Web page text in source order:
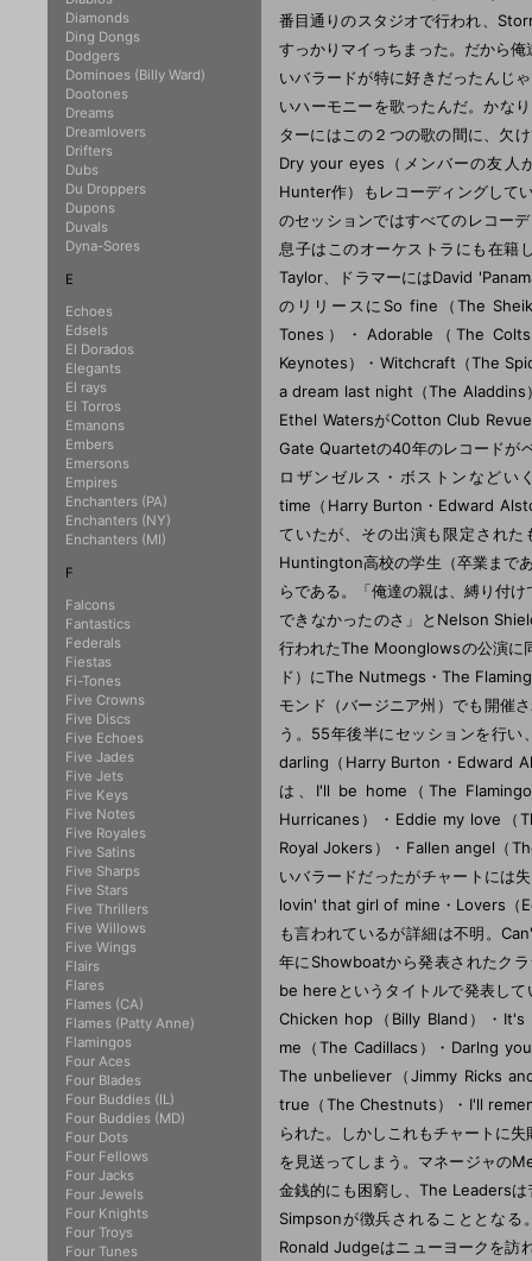
番目通りのスタジオで行われ、
すっかりマイっちまった。だから
いバラードが特に好きだったんじ
いハーモニーを歌ったんだ。かな
ターにはこの２つの歌の間に、欠
Dry your eyes（メンバーの友人
Hunter作）もレコーディングして
のセッションではすべてのレコー
息子はこのオーケストラにも在籍
Taylor、ドラマーにはDavid
のリリースにSo fine（The
Tones）・Adorable（The
Keynotes）・Witchcraft（The
a dream last night（The Aladdins
Ethel WatersがCotton Club
Gate Quartetの40年のレコードが
ロザンゼルス・ボストンなど
time（Harry Burton・Edward
ていたが、その出演も限定され
Huntington高校の学生（卒業まで
らである。「俺達の親は、縛り付
できなかったのさ」とNelson
行われたThe Moonglowsの公演に
ド）にThe Nutmegs・The
モンド（バージニア州）でも開催
う。55年後半にセッションを行
darling（Harry Burton・Edward
は、I'll be home（The
Hurricanes）・Eddie my love（
Royal Jokers）・Fallen angel（
いバラードだったがチャートには
lovin' that girl of mine・Lovers（
も言われているが詳細は不明。
年にShowboatから発表されたク
be hereというタイトルで発表し
Chicken hop（Billy Bland）・
me（The Cadillacs）・Darlng
The unbeliever（Jimmy Ricks
true（The Chestnuts）・I'll
られた。しかしこれもチャートに
を見送ってしまう。マネージャの
金銭的にも困窮し、The Leaders
Simpsonが徴兵されることとな
Ronald Judgeはニューヨークを訪
Diamonds
Ding Dongs
Dodgers
Dominoes (Billy Ward)
Dootones
Dreams
Dreamlovers
Drifters
Dubs
Du Droppers
Dupons
Duvals
Dyna-Sores
E
Echoes
Edsels
El Dorados
Elegants
El rays
El Torros
Emanons
Embers
Emersons
Empires
Enchanters (PA)
Enchanters (NY)
Enchanters (MI)
F
Falcons
Fantastics
Federals
Fiestas
Fi-Tones
Five Crowns
Five Discs
Five Echoes
Five Jades
Five Jets
Five Keys
Five Notes
Five Royales
Five Satins
Five Sharps
Five Stars
Five Thrillers
Five Willows
Five Wings
Flairs
Flares
Flames (CA)
Flames (Patty Anne)
Flamingos
Four Aces
Four Blades
Four Buddies (IL)
Four Buddies (MD)
Four Dots
Four Fellows
Four Jacks
Four Jewels
Four Knights
Four Troys
Four Tunes